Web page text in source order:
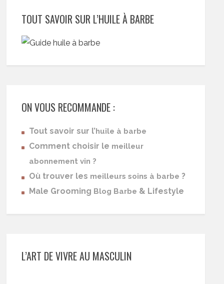
TOUT SAVOIR SUR L’HUILE À BARBE
ON VOUS RECOMMANDE :
Tout savoir sur l’huile à barbe
Comment choisir le meilleur
abonnement vin ?
Où trouver les meilleurs soins à barbe ?
Male Grooming Blog Barbe & Lifestyle
L’ART DE VIVRE AU MASCULIN